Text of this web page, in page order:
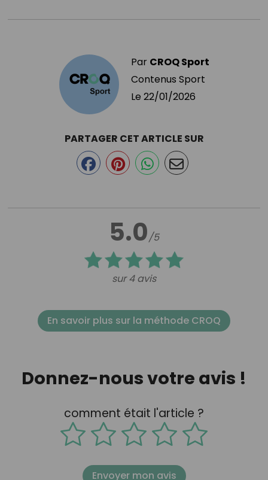
Par CROQ Sport
Contenus Sport
Le 22/01/2026
5.0/5
sur 4 avis
PARTAGER CET ARTICLE SUR
En savoir plus sur la méthode CROQ
Donnez-nous votre avis !
comment était l'article ?
Envoyer mon avis